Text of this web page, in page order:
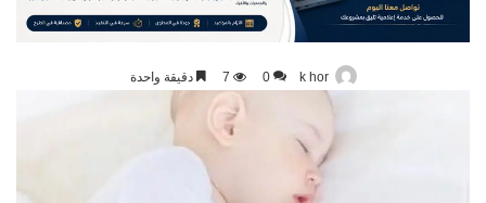
k hor
0
7 دقيقة واحدة